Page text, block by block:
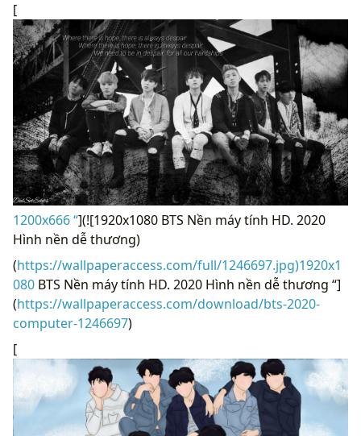
[
1200x666 “](![1920x1080 BTS Nền máy tính HD. 2020
Hình nền dễ thương)
(https://wallpaperaccess.com/full/1246697.jpg)1920x1
080 BTS Nền máy tính HD. 2020 Hình nền dễ thương “]
(https://wallpaperaccess.com/download/bts-2020-
computer-1246697)
[